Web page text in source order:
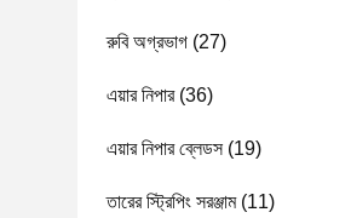
রুবি অগ্রভাগ (27)
এয়ার নিপার(36)
এয়ার নিপার ব্লেডস(19)
তারের স্ট্রিপিং সরঞ্জাম(11)